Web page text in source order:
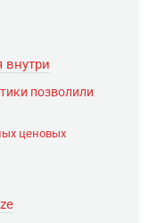
внутри
позволили
ценовых